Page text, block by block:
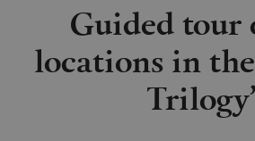
Guided tour
locations in
Trilogy’